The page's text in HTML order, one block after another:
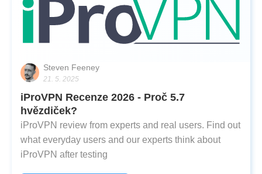
Steven Feeney
21. 5. 2025
iProVPN Recenze 2026 - Proč 5.7
hvězdiček?
iProVPN review from experts and real users. Find out
what everyday users and our experts think about
iProVPN after testing